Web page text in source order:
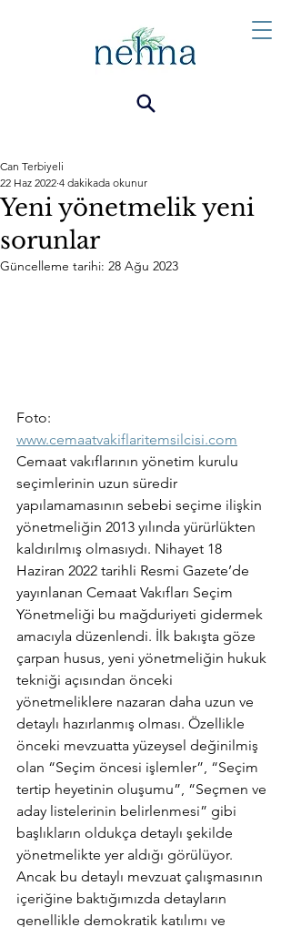
Yeni yönetmelik yeni
sorunlar
Can Terbiyeli
22 Haz 2022 4 dakikada okunur
Güncelleme tarihi: 28 Ağu 2023
Foto:
www.cemaatvakiflaritemsilcisi.com
Cemaat vakıflarının yönetim kurulu
seçimlerinin uzun süredir
yapılamamasının sebebi seçime ilişkin
yönetmeliğin 2013 yılında yürürlükten
kaldırılmış olmasıydı. Nihayet 18
Haziran 2022 tarihli Resmi Gazete’de
yayınlanan Cemaat Vakıfları Seçim
Yönetmeliği bu mağduriyeti gidermek
amacıyla düzenlendi. İlk bakışta göze
çarpan husus, yeni yönetmeliğin hukuk
tekniği açısından önceki
yönetmeliklere nazaran daha uzun ve
detaylı hazırlanmış olması. Özellikle
önceki mevzuatta yüzeysel değinilmiş
olan “Seçim öncesi işlemler”, “Seçim
tertip heyetinin oluşumu”, “Seçmen ve
aday listelerinin belirlenmesi” gibi
başlıkların oldukça detaylı şekilde
yönetmelikte yer aldığı görülüyor.
Ancak bu detaylı mevzuat çalışmasının
içeriğine baktığımızda detayların
genellikle demokratik katılımı ve